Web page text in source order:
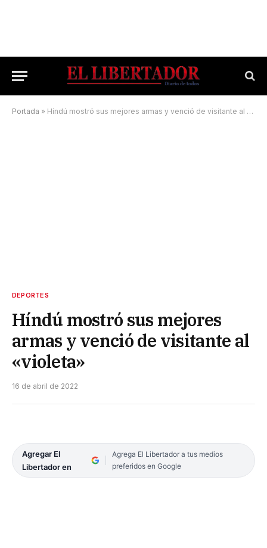
Portada » Híndú mostró sus mejores armas y venció de visitante al «violeta»
DEPORTES
Híndú mostró sus mejores
armas y venció de visitante al
«violeta»
16 de abril de 2022
Agregar El
Libertador en
Agrega El Libertador a tus medios
preferidos en Google